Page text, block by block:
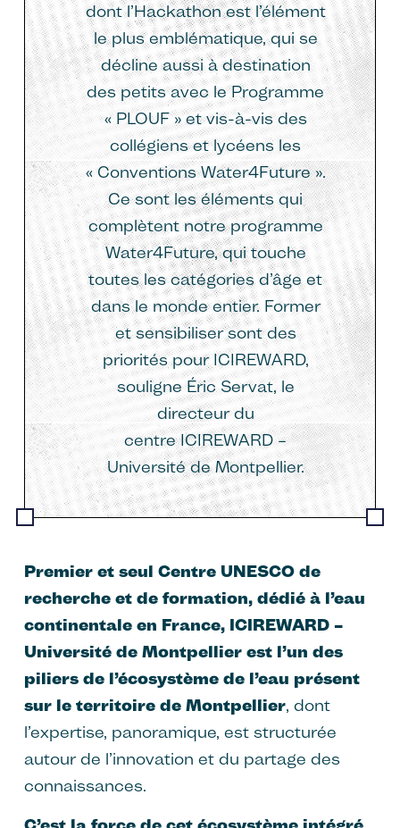
dont l’Hackathon est l’élément
le plus emblématique, qui se
décline aussi à destination
des petits avec le Programme
« PLOUF » et vis-à-vis des
collégiens et lycéens les
« Conventions Water4Future ».
Ce sont les éléments qui
complètent notre programme
Water4Future, qui touche
toutes les catégories d’âge et
dans le monde entier. Former
et sensibiliser sont des
priorités pour ICIREWARD,
souligne Éric Servat, le
directeur du
centre ICIREWARD –
Université de Montpellier.
Premier et seul Centre UNESCO de
recherche et de formation, dédié à l’eau
continentale en France, ICIREWARD –
Université de Montpellier est l’un des
piliers de l’écosystème de l’eau présent
sur le territoire de Montpellier, dont
l’expertise, panoramique, est structurée
autour de l’innovation et du partage des
connaissances.